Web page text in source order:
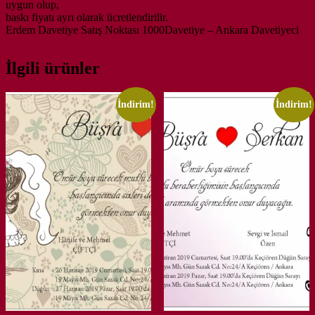
uygun olup,
baskı fiyatı ayrı olarak ücretlendirilir.
Erdem Davetiye Satış Noktası 1000Davetiye – Ankara Davetiyeci
İlgili ürünler
İndirim! İndirim!